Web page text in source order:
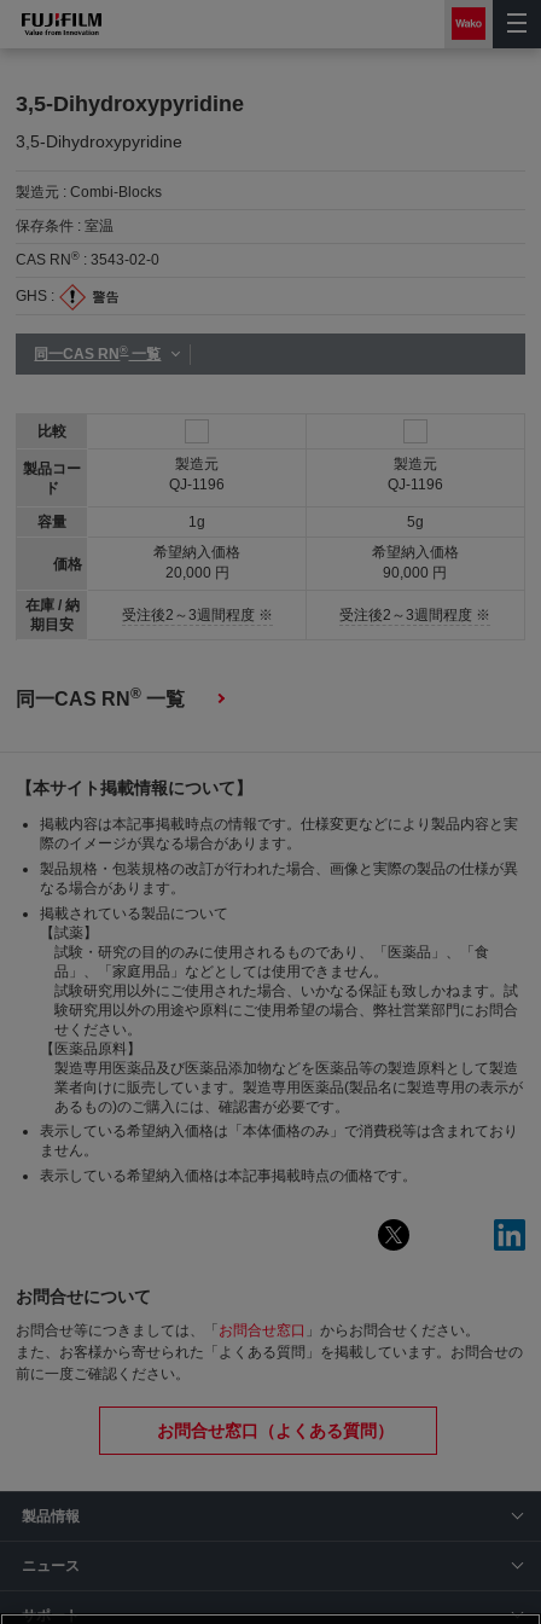
3,5-Dihydroxypyridine
3,5-Dihydroxypyridine
製造元 :Combi-Blocks
保存条件 :室温
CAS RN® :3543-02-0
GHS :
同一CAS RN®一覧
比較
製品コー
ド
容量
価格
在庫 / 納
期目安
製造元
QJ-1196
1g
希望納入価格
20,000 円
受注後2～3週間程度 ※
製造元
QJ-1196
5g
希望納入価格
90,000 円
受注後2～3週間程度 ※
同一CAS RN® 一覧
【本サイト掲載情報について】
掲載内容は本記事掲載時点の情報です。仕様変更などにより製品内容と実
際のイメージが異なる場合があります。
製品規格・包装規格の改訂が行われた場合、画像と実際の製品の仕様が異
なる場合があります。
掲載されている製品について
【試薬】
試験・研究の目的のみに使用されるものであり、「医薬品」、「食
品」、「家庭用品」などとしては使用できません。
試験研究用以外にご使用された場合、いかなる保証も致しかねます。試
験研究用以外の用途や原料にご使用希望の場合、弊社営業部門にお問合
せください。
【医薬品原料】
製造専用医薬品及び医薬品添加物などを医薬品等の製造原料として製造
業者向けに販売しています。製造専用医薬品(製品名に製造専用の表示が
あるもの)のご購入には、確認書が必要です。
表示している希望納入価格は「本体価格のみ」で消費税等は含まれており
ません。
表示している希望納入価格は本記事掲載時点の価格です。
お問合せについて
お問合せ等につきましては、「 お問合せ窓口 」からお問合せください。
また、お客様から寄せられた「よくある質問」を掲載しています。お問合せの
前に一度ご確認ください。
お問合せ窓口（よくある質問）
製品情報
ニュース
サポート